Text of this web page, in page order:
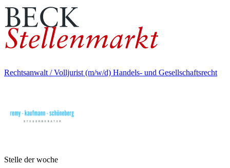
Rechtsanwalt / Volljurist (m/w/d) Handels- und Gesellschaftsrecht
Stelle der woche